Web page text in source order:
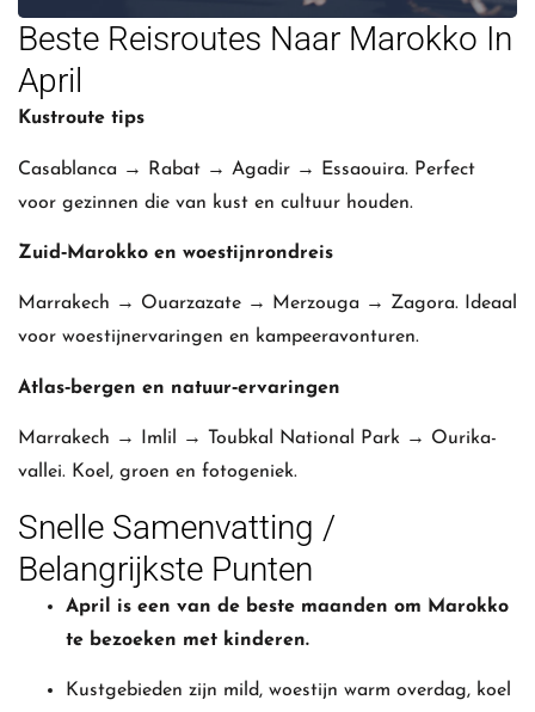
Beste Reisroutes Naar Marokko In
April
Kustroute tips
Casablanca → Rabat → Agadir → Essaouira. Perfect
voor gezinnen die van kust en cultuur houden.
Zuid‑Marokko en woestijnrondreis
Marrakech → Ouarzazate → Merzouga → Zagora. Ideaal
voor woestijnervaringen en kampeeravonturen.
Atlas‑bergen en natuur‑ervaringen
Marrakech → Imlil → Toubkal National Park → Ourika-
vallei. Koel, groen en fotogeniek.
Snelle Samenvatting /
Belangrijkste Punten
April is een van de beste maanden om Marokko
te bezoeken met kinderen.
Kustgebieden zijn mild, woestijn warm overdag, koel